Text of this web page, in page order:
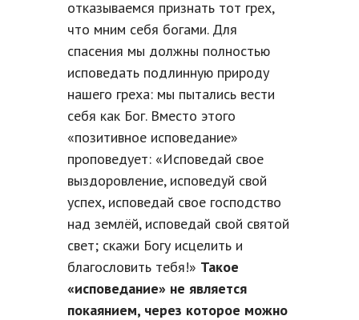
отказываемся признать тот грех,
что мним себя богами. Для
спасения мы должны полностью
исповедать подлинную природу
нашего греха: мы пытались вести
себя как Бог. Вместо этого
«позитивное исповедание»
проповедует: «Исповедай свое
выздоровление, исповедуй свой
успех, исповедай свое господство
над землёй, исповедай свой святой
свет; скажи Богу исцелить и
благословить тебя!» Такое
«исповедание» не является
покаянием, через которое можно